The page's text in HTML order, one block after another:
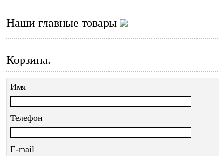
Наши главные товары
Корзина.
Имя
Телефон
E-mail